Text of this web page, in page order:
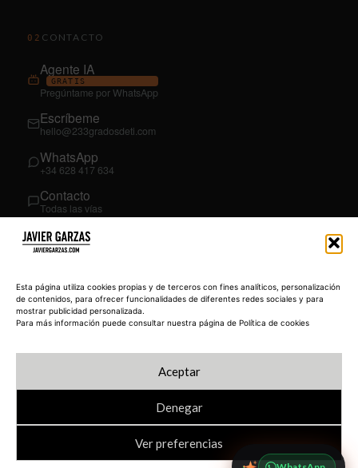
Esta página utiliza cookies propias y de terceros con fines analíticos, personalización
de contenidos, para ofrecer funcionalidades de diferentes redes sociales y para
mostrar publicidad personalizada.
Para más información puede consultar nuestra página de Política de cookies
Aceptar
Denegar
Ver preferencias
02 CONTACTO
Agente IA
GRATIS
Pregúntame por WhatsApp
Escríbeme
hello@233gradosdeti.com
WhatsApp
+34 628 417 634
Contacto
Todas las vías
03SÍGUEME
YouTube
@JavierGarzas
LinkedIn
© 2026 JAVIERGARZAS.COM